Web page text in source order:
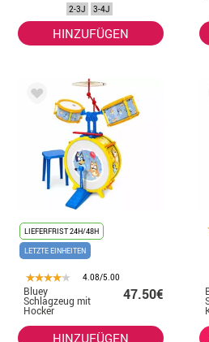
2-3J 3-4J
HINZUFÜGEN
LIEFERFRIST 24H/48H
LETZTE EINHEITEN
4.08/5.00
Bluey
Schlagzeug mit
Hocker
47.50€
HINZUFÜGEN